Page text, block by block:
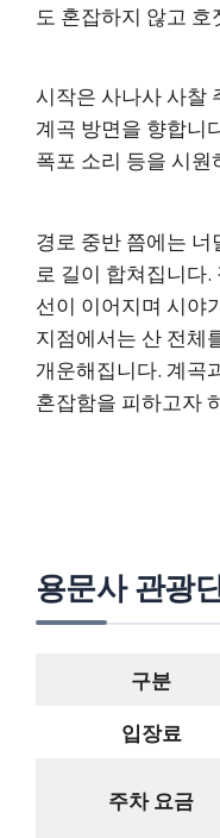
도 혼잡하지 않고 호
시작은 사나사 사찰
계곡 방면을 향합니
폭포 소리 등을 시
경로 중반 쯤에는
로 길이 합쳐집니다
선이 이어지며 시야
지점에서는 산 전체
개운해집니다. 계곡
혼잡함을 피하고자
용문사 관광
구분
입장료
주차 요금